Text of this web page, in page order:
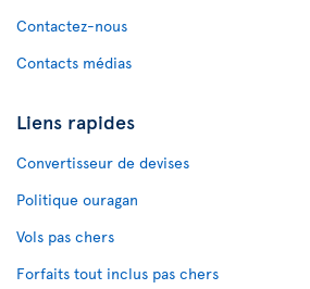
Contactez-nous
Contacts médias
Liens rapides
Convertisseur de devises
Politique ouragan
Vols pas chers
Forfaits tout inclus pas chers